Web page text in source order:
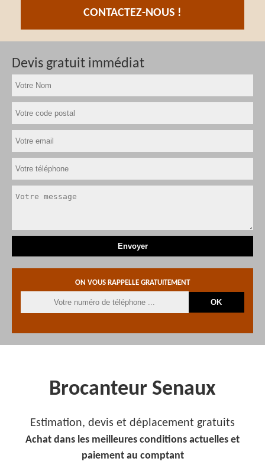
CONTACTEZ-NOUS !
Devis gratuit immédiat
ON VOUS RAPPELLE GRATUITEMENT
Brocanteur Senaux
Estimation, devis et déplacement gratuits
Achat dans les meilleures conditions actuelles et
paiement au comptant